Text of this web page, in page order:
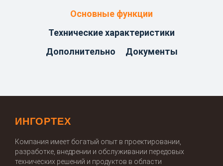
Основные функции
Технические характеристики
Дополнительно
Документы
ИНГОРТЕХ
Компания имеет богатый опыт в проектировании,
разработке, внедрении и обслуживании передовых
технических решений и продуктов в области